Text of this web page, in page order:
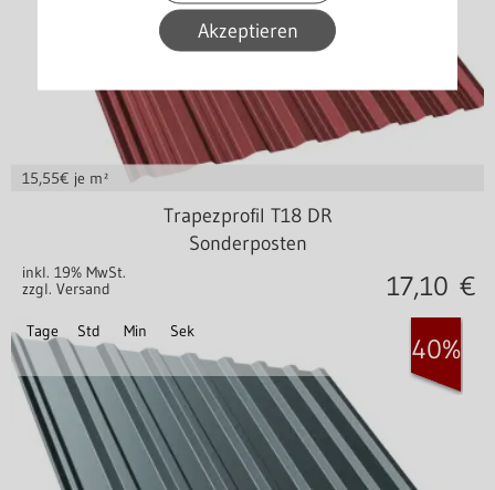
Akzeptieren
Stahl 0,40 mm
15,55€ je m²
Trapezprofil T18 DR
Sonderposten
inkl. 19% MwSt.
zzgl. Versand
17,10 €
Tage Std Min Sek
40%